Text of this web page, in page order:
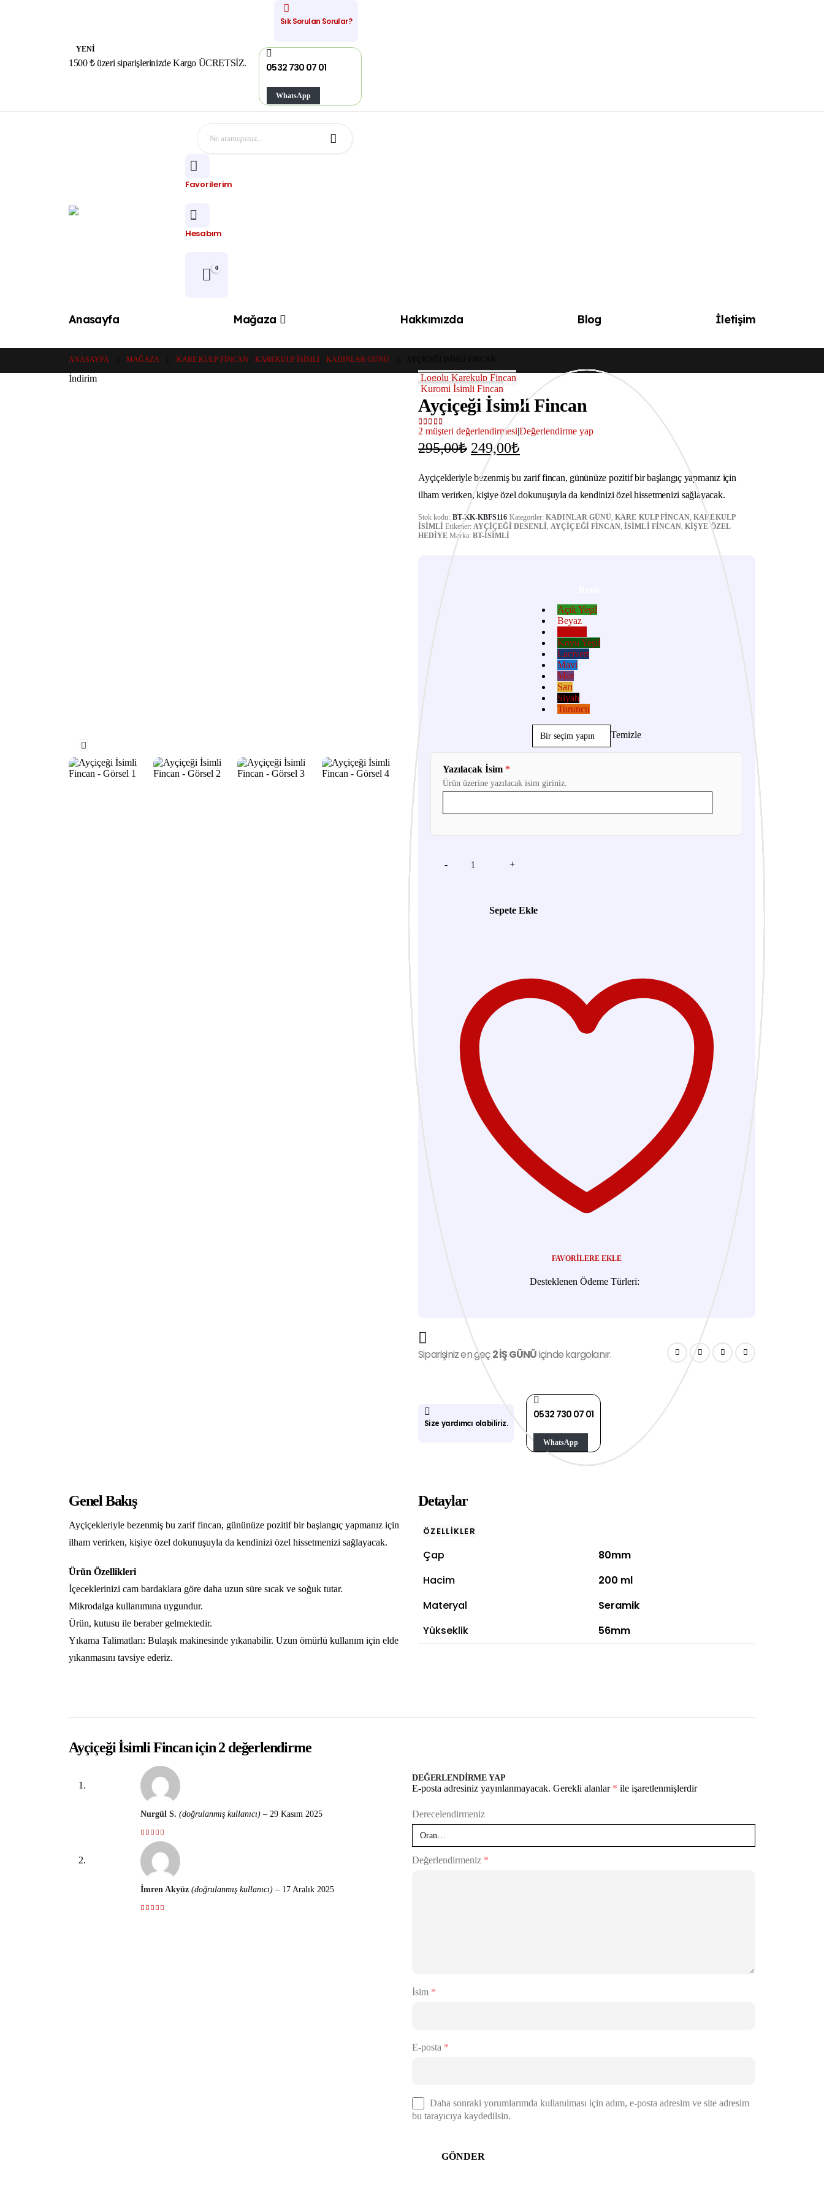
YENI
1500 ₺ üzeri siparişlerinizde Kargo ÜCRETSİZ.
Sık Sorulan Sorular?
0532 730 07 01
WhatsApp
Favorilerim
Hesabım
0
Anasayfa Mağaza Hakkımızda Blog İletişim
ANASAYFA MAĞAZA KARE KULP FINCAN KAREKULP İSIMLI KADINLAR GÜNÜ
İndirim
Logolu Karekulp Fincan
Kuromi İsimli Fincan
Ayçiçeği İsimli Fincan
5.00out of 5
2 müşteri değerlendirmesi|Değerlendirme yap
295,00₺ Orijinal
fiyat:
295,00₺.
249,00₺
fiyat:
249,00₺.
Ayçiçekleriyle bezenmiş bu zarif fincan, gününüze pozitif bir başlangıç yapmanız için
ilham verirken, kişiye özel dokunuşuyla da kendinizi özel hissetmenizi sağlayacak.
Stok kodu: BT-KK-KBFS116 Kategoriler:KADINLAR GÜNÜ,KARE KULP FINCAN,KAREKULP
İSIMLI Etiketler:AYÇIÇEĞI DESENLI,AYÇIÇEĞI FINCAN,İSIMLI FINCAN,KIŞYE ÖZEL
HEDIYE Marka: BT-İSIMLI
Açık Yeşil
Beyaz
Koyu Yeşil
Lacivert
Mavi
Mor
Sarı
Siyah
Turuncu
Temizle
Yazılacak İsim *
Ürün üzerine yazılacak isim giriniz.
- +
Sepete Ekle
FAVORILERE EKLE
Desteklenen Ödeme Türleri:
Siparişiniz en geç2 İŞ GÜNÜiçinde kargolanır.
Size yardımcı olabiliriz.
0532 730 07 01
WhatsApp
Genel Bakış
Ayçiçekleriyle bezenmiş bu zarif fincan, gününüze pozitif bir başlangıç yapmanız için
ilham verirken, kişiye özel dokunuşuyla da kendinizi özel hissetmenizi sağlayacak.
Ürün Özellikleri
İçeceklerinizi cam bardaklara göre daha uzun süre sıcak ve soğuk tutar.
Mikrodalga kullanımına uygundur.
Ürün, kutusu ile beraber gelmektedir.
Yıkama Talimatları: Bulaşık makinesinde yıkanabilir. Uzun ömürlü kullanım için elde
yıkanmasını tavsiye ederiz.
Detaylar
ÖZELLİKLER
Çap
80mm
Hacim
200 ml
Materyal
Seramik
Yükseklik
56mm
Ayçiçeği İsimli Fincaniçin 2 değerlendirme
5 üzerinden
Nurgül S. (doğrulanmış kullanıcı) – 29 Kasım 2025
İmren Akyüz (doğrulanmış kullanıcı) – 17 Aralık 2025
DEĞERLENDIRME YAP
E-posta adresiniz yayınlanmayacak. Gerekli alanlar * ile işaretlenmişlerdir
Derecelendirmeniz
Değerlendirmeniz *
İsim *
E-posta *
Daha sonraki yorumlarımda kullanılması için adım, e-posta adresim ve site adresim
bu tarayıcıya kaydedilsin.